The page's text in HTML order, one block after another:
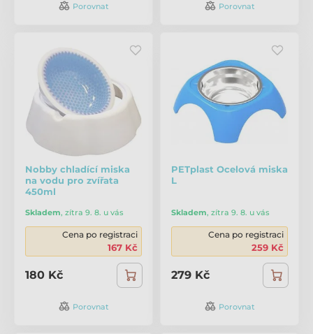
Porovnat Porovnat
Nobby chladící miska
na vodu pro zvířata
450ml
Skladem, zítra 9. 8. u vás
Cena po registraci
167 Kč
180 Kč
Porovnat
PETplast Ocelová miska
L
Skladem, zítra 9. 8. u vás
Cena po registraci
259 Kč
279 Kč
Porovnat